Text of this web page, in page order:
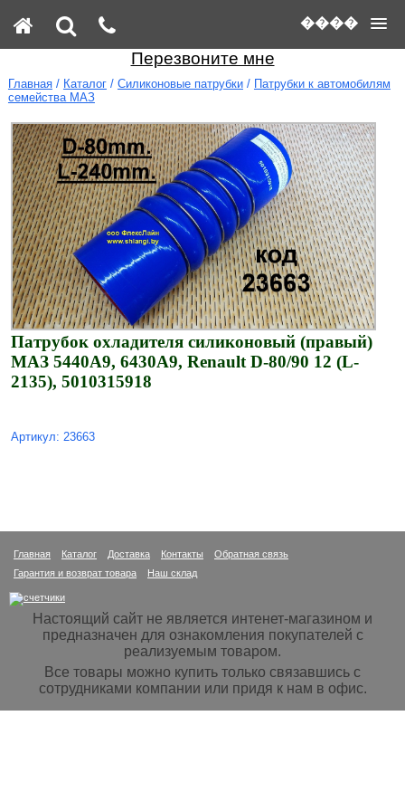
����
Перезвоните мне
Главная/ Каталог/ Силиконовые патрубки/ Патрубки к автомобилям
семейства МАЗ
Патрубок охладителя силиконовый (правый)
МАЗ 5440А9, 6430А9, Renault D-80/90 12 (L-
2135), 5010315918
Артикул: 23663
Главная Каталог Доставка Контакты
Обратная связь
Гарантия и возврат товара
Наш склад
Настоящий сайт не является интенет-магазином и
предназначен для ознакомления покупателей с
реализуемым товаром.
Все товары можно купить только связавшись с
сотрудниками компании или придя к нам в офис.